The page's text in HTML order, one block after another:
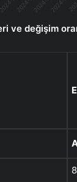
ve değişim